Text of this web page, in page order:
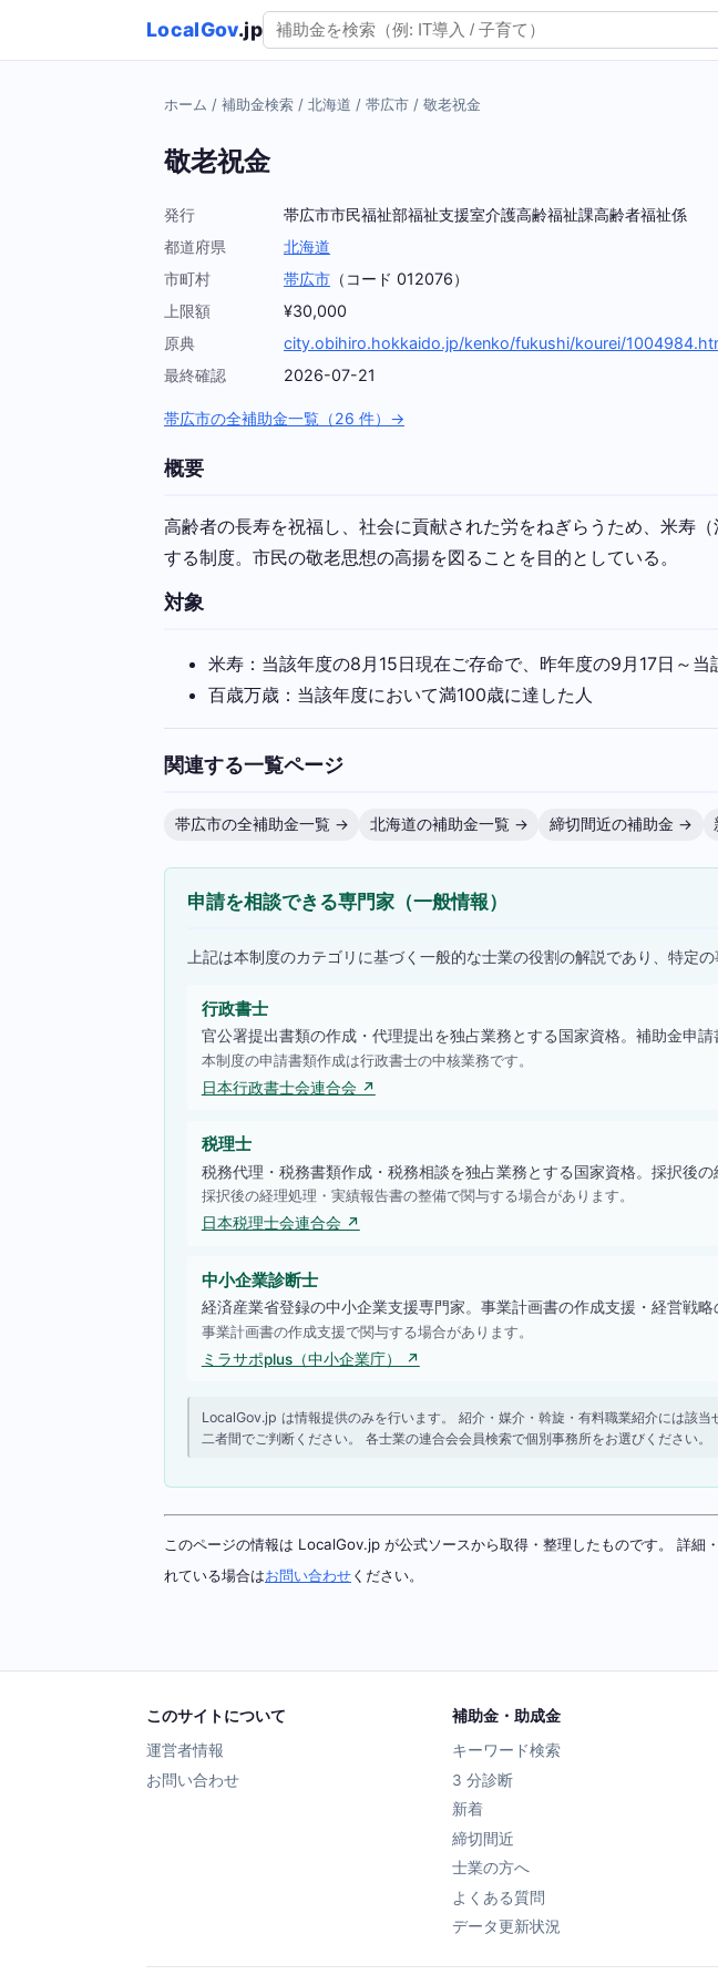
LocalGov.jp
ホーム / 補助金検索 / 北海道 / 帯広市 / 敬老祝金
敬老祝金
発行
帯広市市民福祉部福祉支援室介護高齢福祉課高齢者福祉係
都道府県
北海道
市町村
帯広市 （コード 012076）
上限額
¥30,000
原典
city.obihiro.hokkaido.jp/kenko/fukushi/kourei/
最終確認
2026-07-21
帯広市の全補助金一覧（26 件）→
概要
高齢者の長寿を祝福し、社会に貢献された労をねぎらうため、米寿
する制度。市民の敬老思想の高揚を図ることを目的としている。
対象
米寿：当該年度の8月15日現在ご存命で、昨年度の9月17日～
百歳万歳：当該年度において満100歳に達した人
関連する一覧ページ
帯広市の全補助金一覧 → 北海道の補助金一覧 → 締切間近の補助金 →
申請を相談できる専門家（一般情報）
上記は本制度のカテゴリに基づく一般的な士業の役割の解説であり、特定
行政書士
官公署提出書類の作成・代理提出を独占業務とする国家資格。補助金申請
本制度の申請書類作成は行政書士の中核業務です。
日本行政書士会連合会 ↗
税理士
税務代理・税務書類作成・税務相談を独占業務とする国家資格。採択後の
採択後の経理処理・実績報告書の整備で関与する場合があります。
日本税理士会連合会 ↗
中小企業診断士
経済産業省登録の中小企業支援専門家。事業計画書の作成支援・経営戦略
事業計画書の作成支援で関与する場合があります。
ミラサポplus（中小企業庁） ↗
LocalGov.jp は情報提供のみを行います。 紹介・媒介・斡旋・有料職業紹介には該
二者間でご判断ください。 各士業の連合会会員検索で個別事務所をお選びください。
このページの情報は LocalGov.jp が公式ソースから取得・整理したものです。 詳
れている場合はお問い合わせください。
このサイトについて
運営者情報
お問い合わせ
補助金・助成金
キーワード検索
3 分診断
新着
締切間近
士業の方へ
よくある質問
データ更新状況